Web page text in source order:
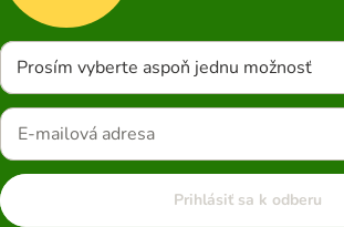
Prosím vyberte aspoň jednu možnosť
Prihlásiť sa k odberu